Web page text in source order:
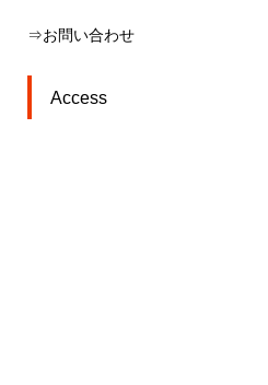
⇒お問い合わせ
Access